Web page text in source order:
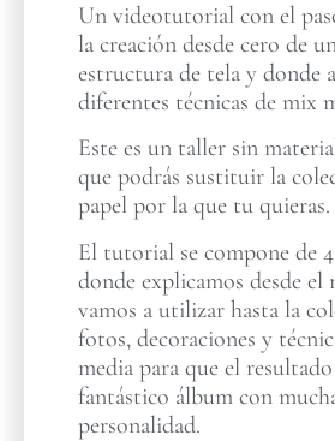
Un videotutorial con el
la creación desde cero de
estructura de tela y donde
diferentes técnicas de mix
Este es un taller sin
que podrás sustituir la
papel por la que tu quieras.
El tutorial se compone de
donde explicamos desde el
vamos a utilizar hasta la
fotos, decoraciones y
media para que el
fantástico álbum con
personalidad.